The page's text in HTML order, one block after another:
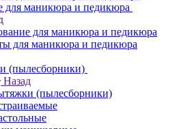
для маникюра и педикюра
для маникюра и педикюра
для маникюра и педикюра
(пылесборники)
Назад
(пылесборники)